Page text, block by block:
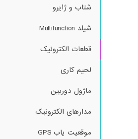
شتاب و ژایرو
شیلد Multifunction
قطعات الکترونیک
لحیم کاری
ماژول دوربین
مدارهای الکترونیک
موقعیت یاب GPS